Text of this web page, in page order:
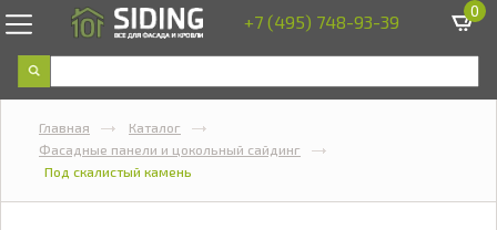
+7 (495) 748-93-39 0
Главная
Каталог
Фасадные панели и цокольный сайдинг
Под скалистый камень